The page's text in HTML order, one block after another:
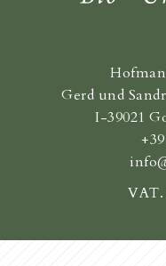
Gerd und
I-39021
VAT.